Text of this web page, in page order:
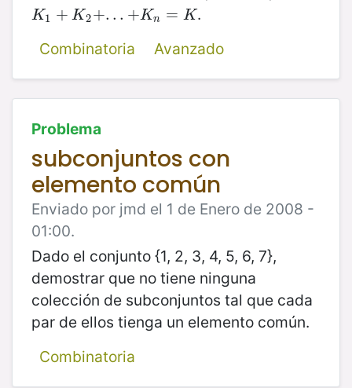
K1 + K2+. . . +Kn = K
K1 +K 2+...+ Kn=K
.
Combinatoria
Avanzado
Problema
subconjuntos con
elemento común
Enviado por jmd el 1 de Enero de 2008 -
01:00.
Dado el conjunto {1, 2, 3, 4, 5, 6, 7},
demostrar que no tiene ninguna
colección de subconjuntos tal que cada
par de ellos tienga un elemento común.
Combinatoria